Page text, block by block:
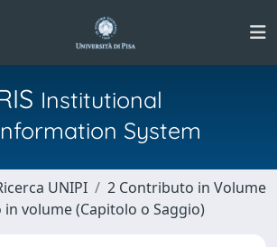
Institutional
System
UNIPI
2 Contributo in Volume
volume (Capitolo o Saggio)